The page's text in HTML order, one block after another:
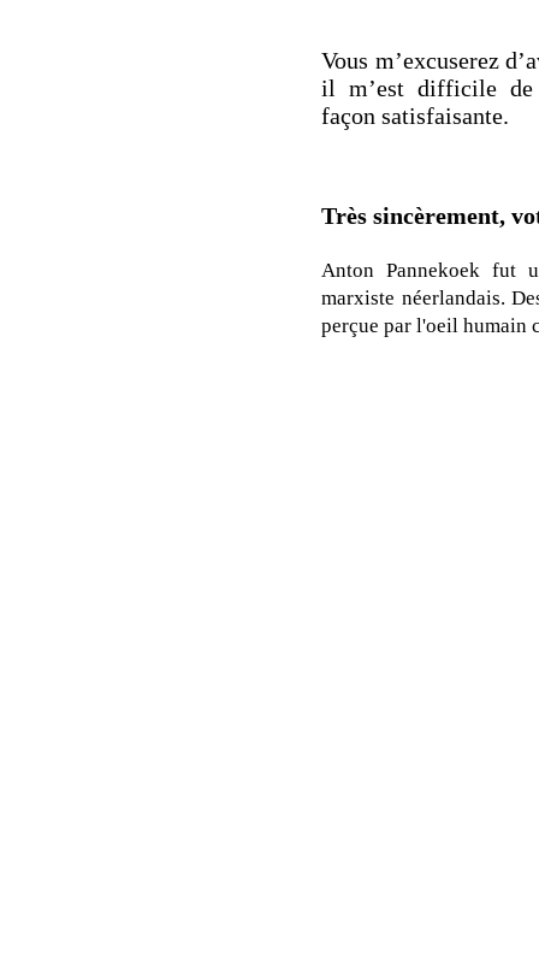
Vous m’excuserez
il m’est difficile de
façon satisfaisante.
Très sincèrement,
Anton Pannekoek fut
marxiste néerlandais.
perçue par l'oeil humain